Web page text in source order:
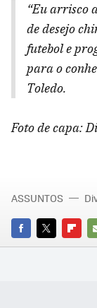
“Eu arrisco
de desejo
futebol e
para o
Toledo.
Foto de capa:
FACEBOOK
TWITTER
ASSUNTOS